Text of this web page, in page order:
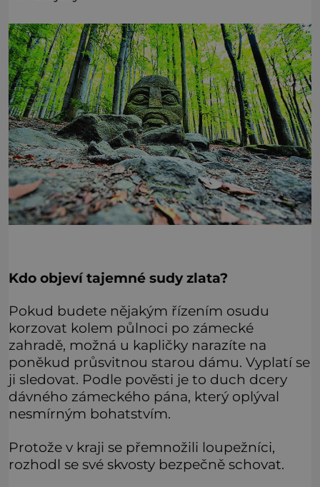
Kdo objeví tajemné sudy zlata?
Pokud budete nějakým řízením osudu
korzovat kolem půlnoci po zámecké
zahradě, možná u kapličky narazíte na
poněkud průsvitnou starou dámu. Vyplatí se
ji sledovat. Podle pověsti je to duch dcery
dávného zámeckého pána, který oplýval
nesmírným bohatstvím.
Protože v kraji se přemnožili loupežníci,
rozhodl se své skvosty bezpečně schovat.